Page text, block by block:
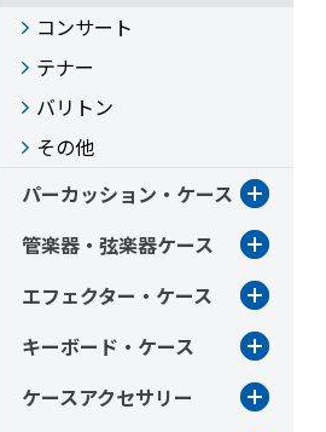
コンサート
テナー
バリトン
その他
パーカッション・ケース
管楽器・弦楽器ケース
エフェクター・ケース
キーボード・ケース
ケースアクセサリー